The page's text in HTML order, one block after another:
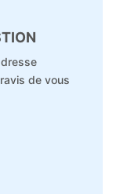
de vous